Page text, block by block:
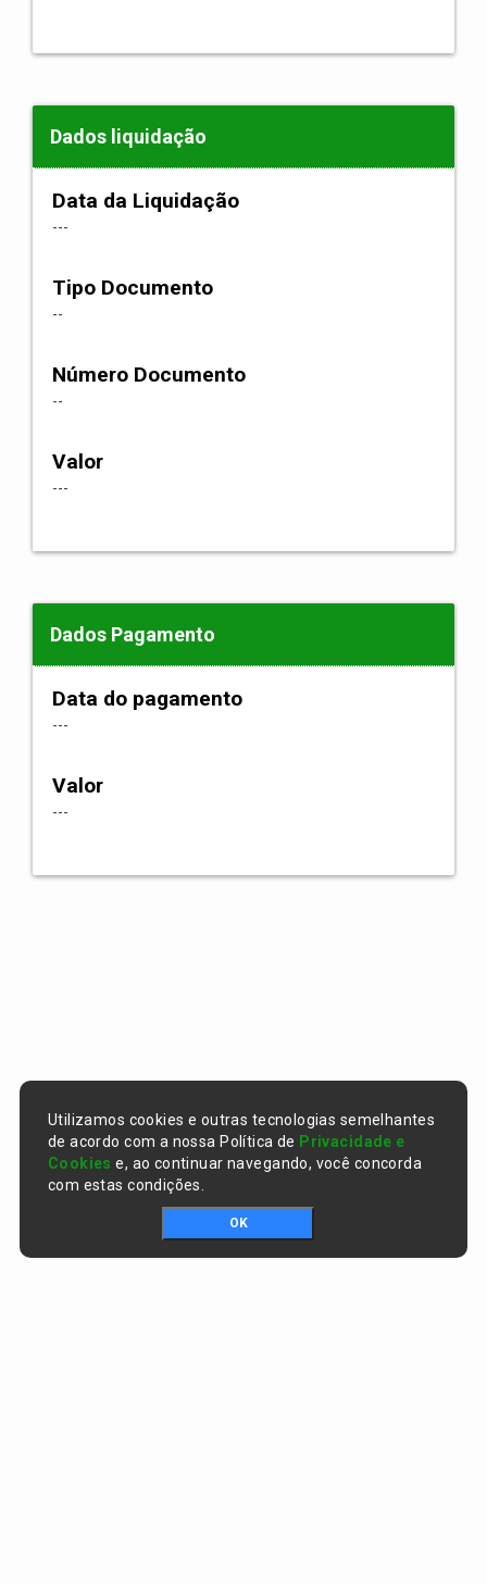
Dados liquidação
Data da Liquidação
---
Tipo Documento
--
Número Documento
--
Valor
---
Dados Pagamento
Data do pagamento
---
Valor
---
Utilizamos cookies e outras tecnologias semelhantes
de acordo com a nossa Política de Privacidade e
Cookies e, ao continuar navegando, você concorda
com estas condições.
OK